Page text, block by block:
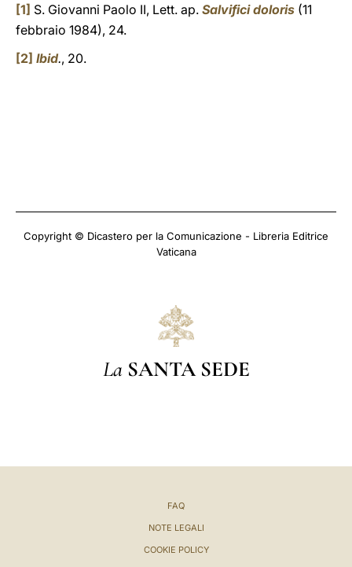
[1] S. Giovanni Paolo II, Lett. ap. Salvifici doloris (11
febbraio 1984), 24.
[2] Ibid., 20.
Copyright © Dicastero per la Comunicazione - Libreria Editrice
Vaticana
La SANTA SEDE
FAQ
NOTE LEGALI
COOKIE POLICY